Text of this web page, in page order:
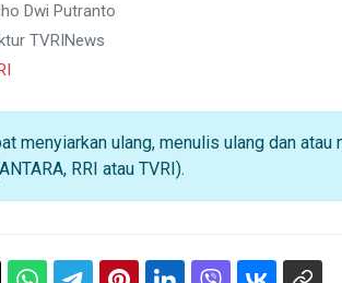
Dwi Putranto
TVRINews
menyiarkan ulang, menulis ulang dan
RRI atau TVRI).